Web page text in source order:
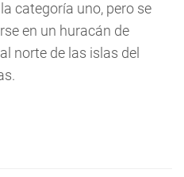
categoría uno, pero se
en un huracán de
norte de las islas del